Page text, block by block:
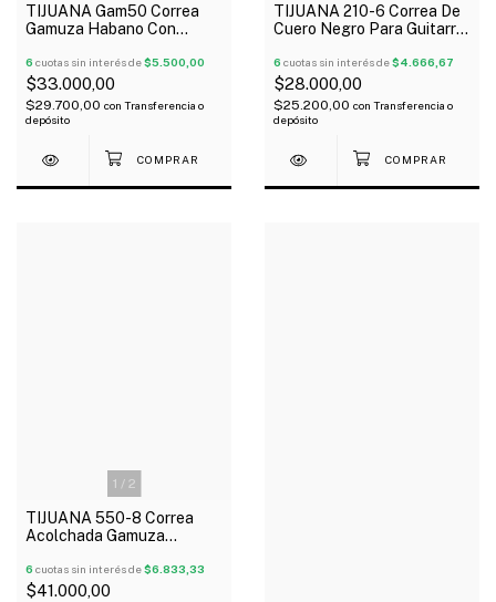
TIJUANA Gam50 Correa
Gamuza Habano Con
6 cuotas sin interés de$5.500,00
$33.000,00
$29.700,00 con Transferencia o
depósito
TIJUANA 210-6 Correa De
Cuero Negro Para Guitarra
6 cuotas sin interés de$4.666,67
$28.000,00
$25.200,00 con Transferencia o
depósito
1 / 2
TIJUANA 550-8 Correa
Acolchada Gamuza
6 cuotas sin interés de$6.833,33
$41.000,00